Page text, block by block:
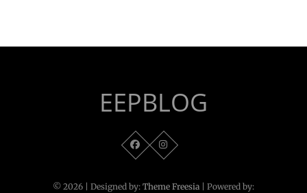
EEPBLOG
© 2026 | Designed by: Theme Freesia | Powered by: